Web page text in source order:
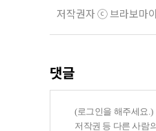
저작권자 ⓒ 브라보마
댓글